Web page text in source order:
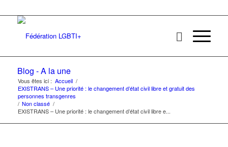
Blog - A la une
Vous êtes ici : Accueil /
EXISTRANS – Une priorité : le changement d’état civil libre et gratuit des
personnes transgenres
/ Non classé /
EXISTRANS – Une priorité : le changement d’état civil libre e...